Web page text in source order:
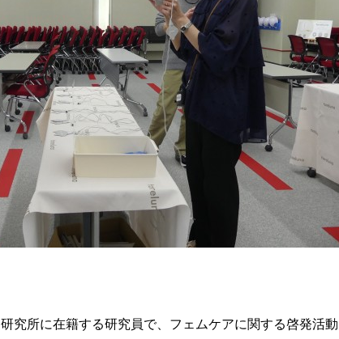
所に在籍する研究員で、フェムケアに関する啓発活動